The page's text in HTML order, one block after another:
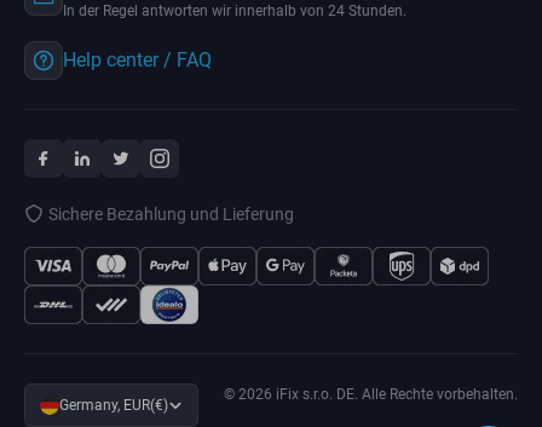
In der Regel antworten wir innerhalb von 24 Stunden.
Help center / FAQ
Sichere Bezahlung und Lieferung
Germany, EUR(€)
© 2026 iFix s.r.o. DE. Alle Rechte vorbehalten.